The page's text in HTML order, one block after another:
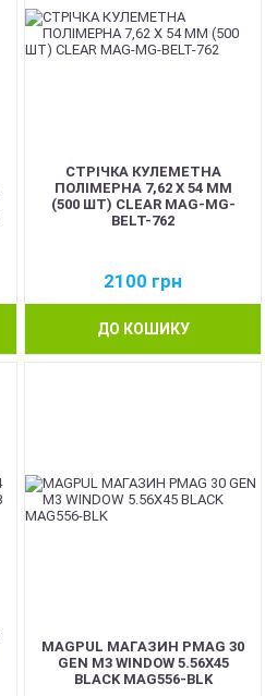
СТРІЧКА КУЛЕМЕТНА
ПОЛІМЕРНА 7,62 Х 54 ММ
(500 ШТ) CLEAR MAG-MG-
BELT-762
2100 грн
ДО КОШИКУ
MAGPUL МАГАЗИН PMAG 30
GEN M3 WINDOW 5.56X45
BLACK MAG556-BLK